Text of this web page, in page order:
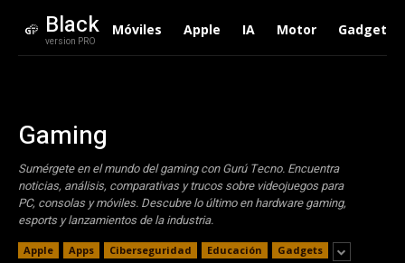
Black
version PRO
Móviles Apple IA Motor Gadgets
Gaming
Sumérgete en el mundo del gaming con Gurú Tecno. Encuentra
noticias, análisis, comparativas y trucos sobre videojuegos para
PC, consolas y móviles. Descubre lo último en hardware gaming,
esports y lanzamientos de la industria.
Apple Apps Ciberseguridad Educación Gadgets